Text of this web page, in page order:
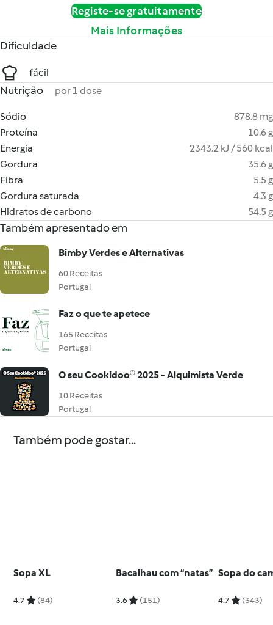
Registe-se gratuitamente
Mais Informações
Dificuldade
fácil
Nutrição por 1 dose
Sódio
878.8 mg
Proteína
10.6 g
Energia
2343.2 kJ / 560 kcal
Gordura
35.6 g
Fibra
5.5 g
Gordura saturada
4.3 g
Hidratos de carbono
54.5 g
Também apresentado em
Bimby Verdes e Alternativas
60 Receitas
Portugal
Faz o que te apetece
165 Receitas
Portugal
O seu Cookidoo® 2025 - Alquimista Verde
10 Receitas
Portugal
Também pode gostar...
Sopa XL
4.7 (84)
Bacalhau com “natas”
3.6 (151)
Sopa do
4.7 (343)